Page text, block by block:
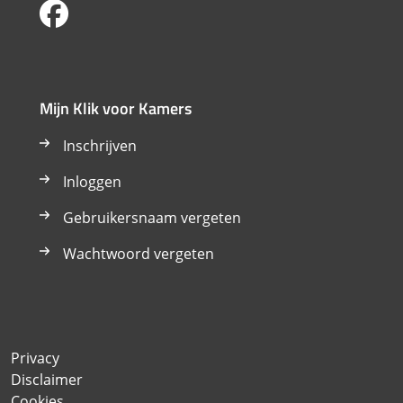
Mijn Klik voor Kamers
Inschrijven
Inloggen
Gebruikersnaam vergeten
Wachtwoord vergeten
Privacy
Disclaimer